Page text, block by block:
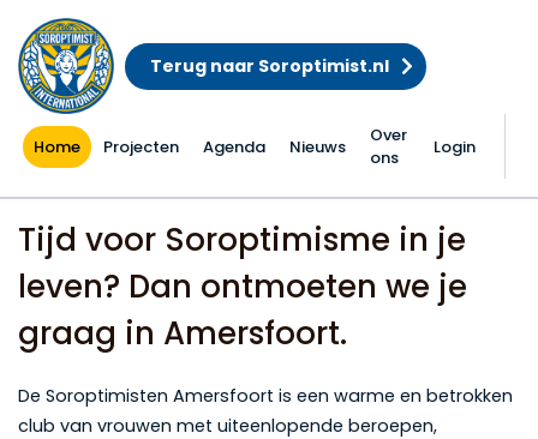
Terug naar Soroptimist.nl
Home Projecten Agenda Nieuws
Over
ons
Login
Home
Tijd voor Soroptimisme in je
leven? Dan ontmoeten we je
graag in Amersfoort.
De Soroptimisten Amersfoort is een warme en betrokken
club van vrouwen met uiteenlopende beroepen,